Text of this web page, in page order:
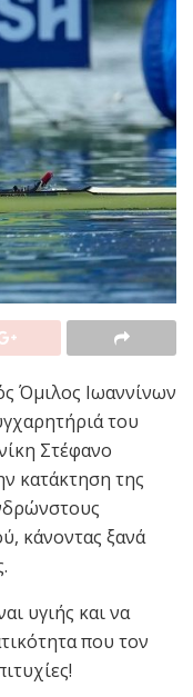
Όμιλος Ιωαννίνων
του
Στέφανο
κατάκτηση της
κάνοντας ξανά
υγιής και να
που τον